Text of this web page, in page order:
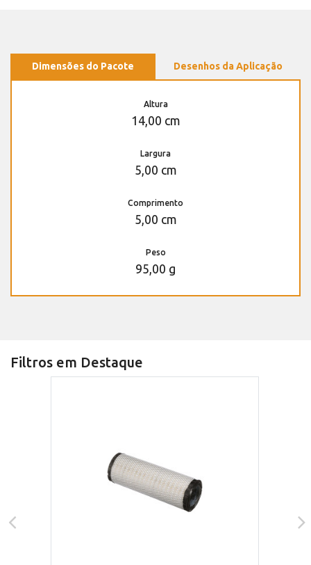
Dimensões do Pacote Desenhos da Aplicação
Altura
14,00 cm
Largura
5,00 cm
Comprimento
5,00 cm
Peso
95,00 g
Filtros em Destaque